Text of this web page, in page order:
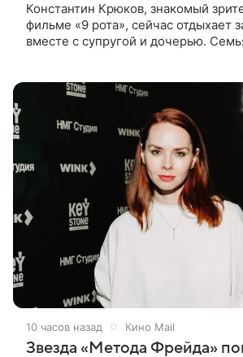
Константин Крюков, знакомый
фильме «9 рота», сейчас отдыхает
вместе с супругой и дочерью.
10 часов назад Кино Mail
Звезда «Метода Фрейда»